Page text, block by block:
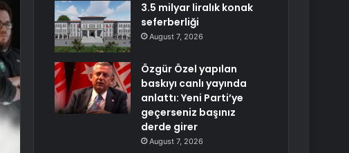
3.5 milyar liralık konak
seferberliği
August 7, 2026
Özgür Özel yapılan
baskıyı canlı yayında
anlattı: Yeni Parti’ye
geçerseniz başınız
derde girer
August 7, 2026